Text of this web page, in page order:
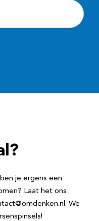
je ergens een
Laat het ons
We